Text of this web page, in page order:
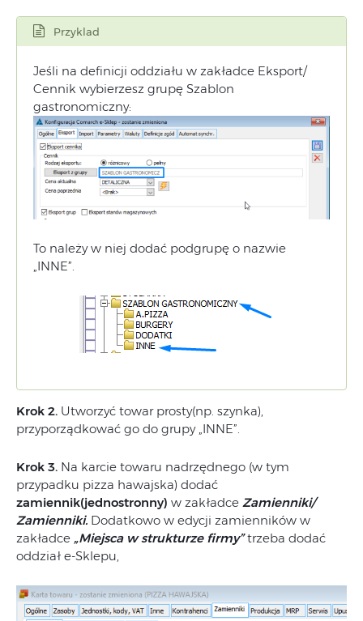
Przyklad
Jeśli na definicji oddziału w zakładce Eksport/
Cennik wybierzesz grupę Szablon
gastronomiczny:
To należy w niej dodać podgrupę o nazwie
„INNE”.
Krok 2. Utworzyć towar prosty(np. szynka),
przyporządkować go do grupy „INNE”.
Krok 3. Na karcie towaru nadrzędnego (w tym
przypadku pizza hawajska) dodać
zamiennik(jednostronny) w zakładce Zamienniki/
Zamienniki. Dodatkowo w edycji zamienników w
zakładce „Miejsca w strukturze firmy”trzeba dodać
oddział e-Sklepu,